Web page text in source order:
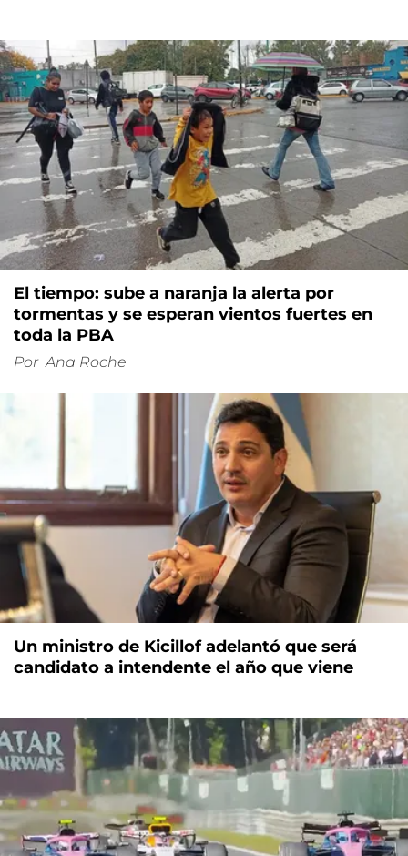
El tiempo: sube a naranja la alerta por
tormentas y se esperan vientos fuertes en
toda la PBA
Por Ana Roche
Un ministro de Kicillof adelantó que será
candidato a intendente el año que viene